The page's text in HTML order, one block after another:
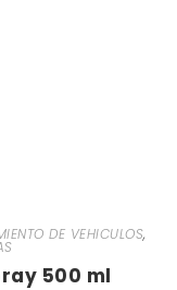
DE VEHICULOS,
500 ml